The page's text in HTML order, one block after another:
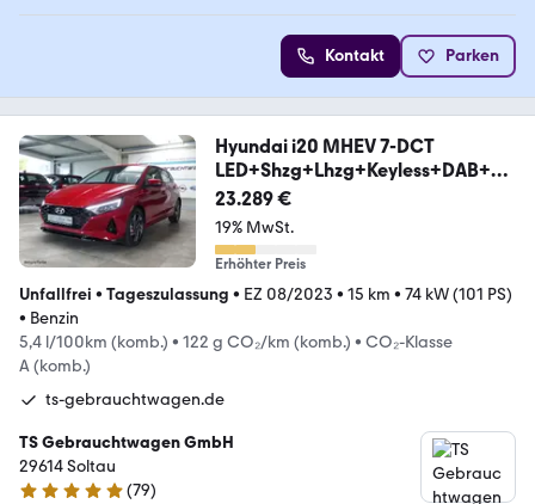
Kontakt Parken
Hyundai i20 MHEV 7-DCT
LED+Shzg+Lhzg+Keyless+DAB+C
AM
23.289 €
19% MwSt.
Erhöhter Preis
Unfallfrei • Tageszulassung • EZ 08/2023 • 15 km • 74 kW (101 PS)
• Benzin
5,4 l/100km (komb.) • 122 g CO₂/km (komb.) • CO₂-Klasse
A (komb.)
ts-gebrauchtwagen.de
TS Gebrauchtwagen GmbH
29614 Soltau
(79)